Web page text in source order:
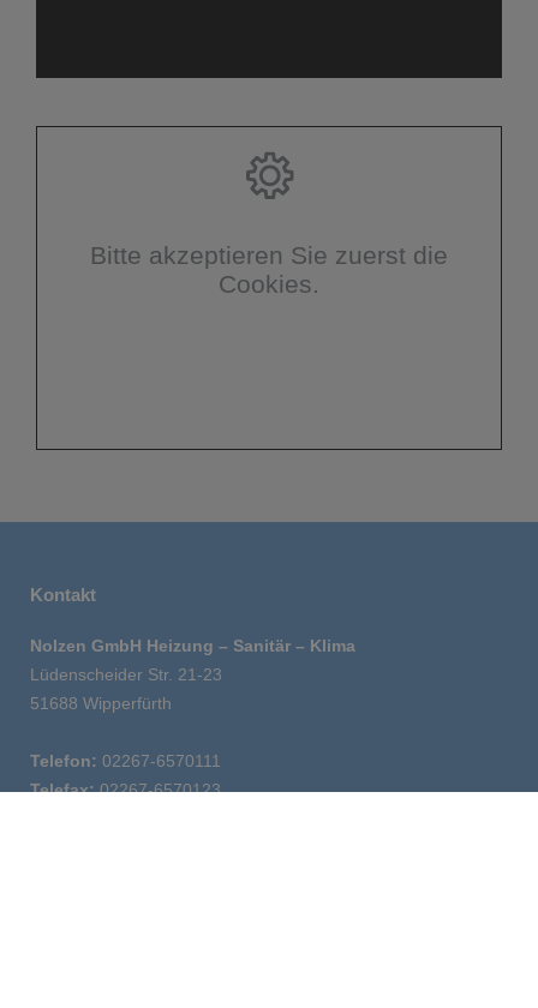
Bitte akzeptieren Sie zuerst die
Cookies.
Kontakt
Nolzen GmbH Heizung – Sanitär – Klima
Lüdenscheider Str. 21-23
51688 Wipperfürth
Telefon: 02267-6570111
Telefax:02267-6570123